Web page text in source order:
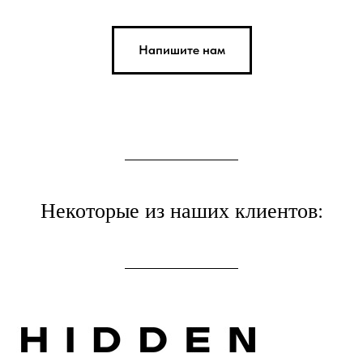
Напишите нам
Некоторые из наших клиентов: